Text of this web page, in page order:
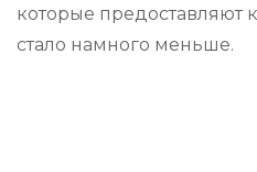
которые предоставляют
стало намного меньше.